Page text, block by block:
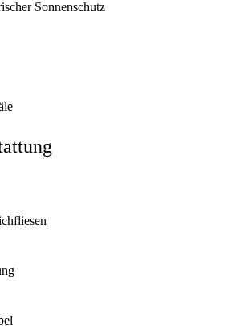
Sonnenschutz